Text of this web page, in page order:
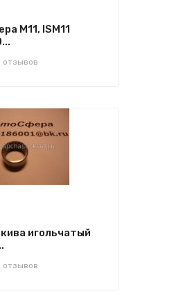
M11, ISM11
отзывов
игольчатый
отзывов